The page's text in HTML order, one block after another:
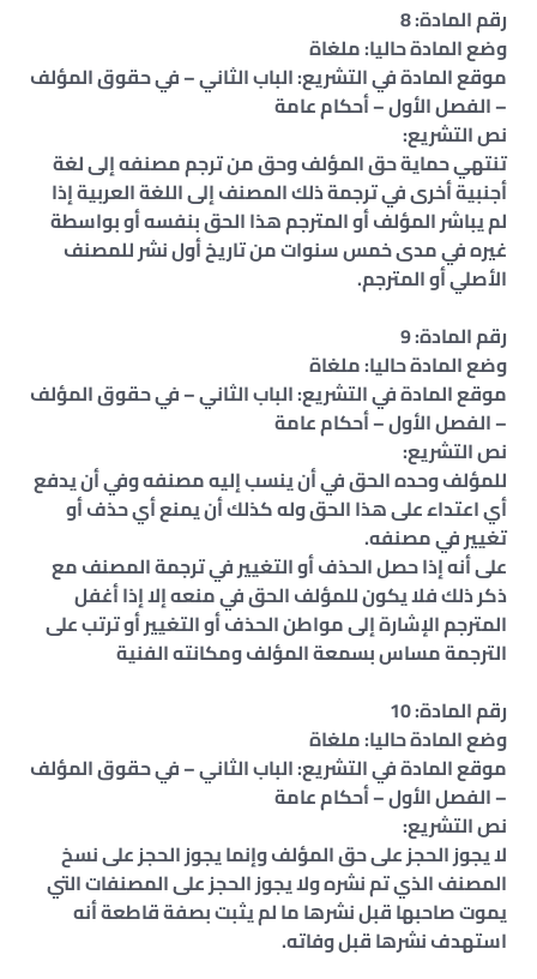
رقم المادة: 8
وضع المادة حاليا: ملغاة
موقع المادة في التشريع: الباب الثاني – في حقوق المؤلف
– الفصل الأول – أحكام عامة
نص التشريع:
تنتهي حماية حق المؤلف وحق من ترجم مصنفه إلى لغة
أجنبية أخرى في ترجمة ذلك المصنف إلى اللغة العربية إذا
لم يباشر المؤلف أو المترجم هذا الحق بنفسه أو بواسطة
غيره في مدى خمس سنوات من تاريخ أول نشر للمصنف
الأصلي أو المترجم.
رقم المادة: 9
وضع المادة حاليا: ملغاة
موقع المادة في التشريع: الباب الثاني – في حقوق المؤلف
– الفصل الأول – أحكام عامة
نص التشريع:
للمؤلف وحده الحق في أن ينسب إليه مصنفه وفي أن يدفع
أي اعتداء على هذا الحق وله كذلك أن يمنع أي حذف أو
تغيير في مصنفه.
على أنه إذا حصل الحذف أو التغيير في ترجمة المصنف مع
ذكر ذلك فلا يكون للمؤلف الحق في منعه إلا إذا أغفل
المترجم الإشارة إلى مواطن الحذف أو التغيير أو ترتب على
الترجمة مساس بسمعة المؤلف ومكانته الفنية
رقم المادة: 10
وضع المادة حاليا: ملغاة
موقع المادة في التشريع: الباب الثاني – في حقوق المؤلف
– الفصل الأول – أحكام عامة
نص التشريع:
لا يجوز الحجز على حق المؤلف وإنما يجوز الحجز على نسخ
المصنف الذي تم نشره ولا يجوز الحجز على المصنفات التي
يموت صاحبها قبل نشرها ما لم يثبت بصفة قاطعة أنه
استهدف نشرها قبل وفاته.